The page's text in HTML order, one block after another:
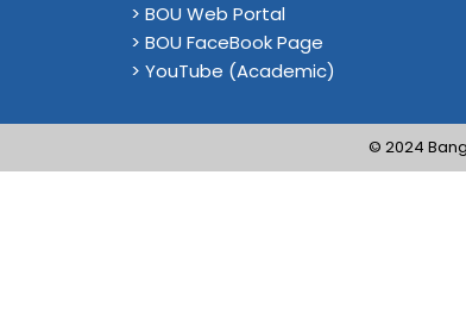
> BOU Web Portal
> BOU FaceBook Page
> YouTube (Academic)
© 2024